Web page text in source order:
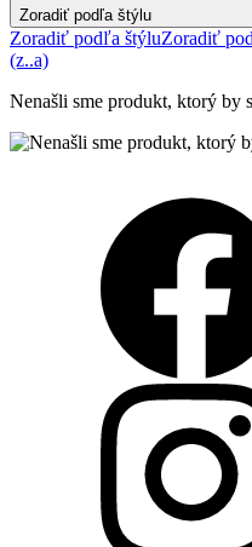
Zoradiť podľa štýlu
Zoradiť podľa štýluZoradiť
(z..a)
Nenašli sme produkt, ktorý by